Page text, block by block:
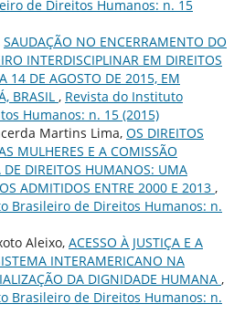
de Direitos Humanos: n. 15
SAUDAÇÃO NO ENCERRAMENTO DO
INTERDISCIPLINAR EM DIREITOS
14 DE AGOSTO DE 2015, EM
BRASIL , Revista do Instituto
Humanos: n. 15 (2015)
Martins Lima, OS DIREITOS
MULHERES E A COMISSÃO
DE DIREITOS HUMANOS: UMA
ADMITIDOS ENTRE 2000 E 2013 ,
Brasileiro de Direitos Humanos: n.
Aleixo, ACESSO À JUSTIÇA E A
INTERAMERICANO NA
DA DIGNIDADE HUMANA ,
Brasileiro de Direitos Humanos: n.